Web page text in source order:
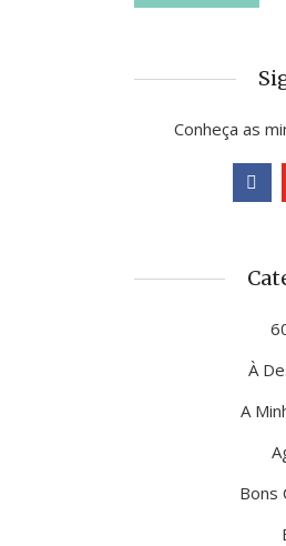
Conheça as
À
A
Bons